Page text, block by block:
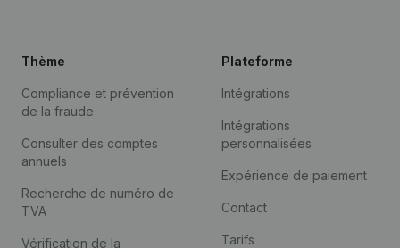
Thème
Compliance et prévention
de la fraude
Consulter des comptes
annuels
Recherche de numéro de
TVA
Vérification de la
Plateforme
Intégrations
Intégrations
personnalisées
Expérience de paiement
Contact
Tarifs